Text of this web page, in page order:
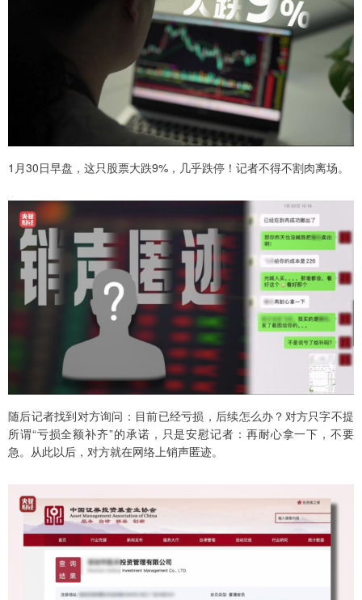
1月30日早盘，这只股票大跌9%，几乎跌停！记者不得不割肉离场。
随后记者找到对方询问：目前已经亏损，后续怎么办？对方只字不提
所谓“亏损全额补齐”的承诺，只是安慰记者：再耐心拿一下，不要
急。从此以后，对方就在网络上销声匿迹。